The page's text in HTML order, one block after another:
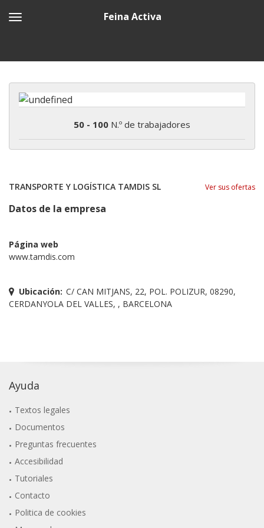
Feina Activa
50 - 100 N.º de trabajadores
TRANSPORTE Y LOGÍSTICA TAMDIS SL Ver sus ofertas
Datos de la empresa
Página web
www.tamdis.com
Ubicación: C/ CAN MITJANS, 22, POL. POLIZUR, 08290,
CERDANYOLA DEL VALLES, , BARCELONA
Ayuda
Textos legales
Documentos
Preguntas frecuentes
Accesibilidad
Tutoriales
Contacto
Politica de cookies